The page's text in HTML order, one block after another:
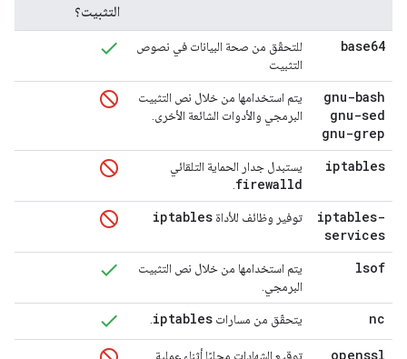
التثبيت؟
base64
للتحقّق من صحة البيانات في نصوص
التثبيت
gnu-bash
gnu-sed
gnu-grep
يتم استخدامها من خلال نص التثبيت
البرمجي والأدوات الشائعة الأخرى.
iptables يستبدل جدار الحماية التلقائي
firewalld
iptables-
services
توفير وظائف للأداة iptables
lsof
يتم استخدامها من خلال نص التثبيت
البرمجي.
nc يتحقّق من مسارات iptables
openssl
توقيع الشهادات محليًا أثناء عملية